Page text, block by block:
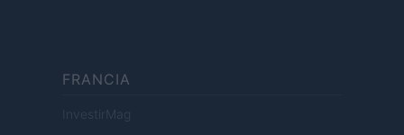
FRANCIA
InvestirMag